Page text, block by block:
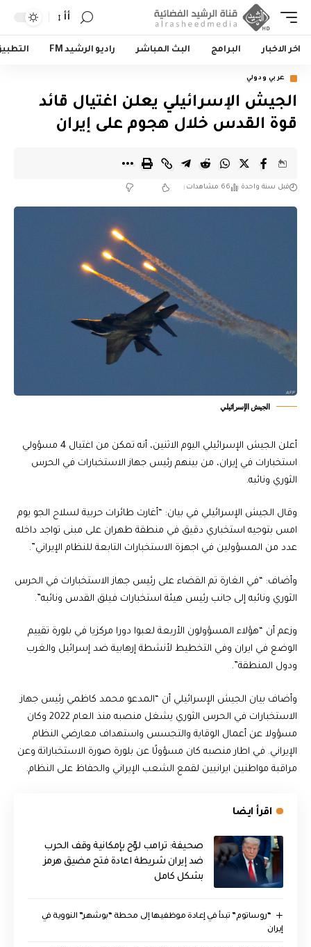
أأ
اخر الاخبار البرامج البث المباشر راديو الرشيد FM
عربي ودولي
الجيش الإسرائيلي يعلن اغتيال قائد
قوة القدس خلال هجوم على إيران
قبل سنة واحدة 66 مشاهدات
الجيش الإسرائيلي
أعلن الجيش الإسرائيلي اليوم الاثنين، أنه تمكن من اغتيال 4 مسؤولي
استخبارات في إيران، من بينهم رئيس جهاز الاستخبارات في الحرس
الثوري ونائبه.
وقال الجيش الإسرائيلي في بيان: “أغارت طائرات حربية لسلاح الجو يوم
امس بتوجيه استخباري دقيق في منطقة طهران على مبنى تواجد داخله
عدد من المسؤولين في اجهزة الاستخبارات التابعة للنظام الإيراني”.
وأضاف: “في الغارة تم القضاء على رئيس جهاز الاستخبارات في الحرس
الثوري ونائبه إلى جانب رئيس هيئة استخبارات فيلق القدس ونائبه”.
وزعم أن “هؤلاء المسؤولون الأربعة لعبوا دورا مركزيا في بلورة تقييم
الوضع في ايران وفي التخطيط لأنشطة إرهابية ضد إسرائيل والغرب
ودول المنطقة”.
وأضاف بيان الجيش الإسرائيلي أن “المدعو محمد كاظمي رئيس جهاز
الاستخبارات في الحرس الثوري يشغل منصبه منذ العام 2022 وكان
مسؤولا عن أعمال الوقاية والتجسس واستهداف معارضي النظام
الإيراني. في اطار منصبه كان مسؤولًا عن بلورة صورة الاستخباراتة وعن
مراقبة مواطنين ايرانيين لقمع الشعب الإيراني والحفاظ على النظام.
اقرأ ايضا
صحيفة: ترامب لوّح بإمكانية وقف الحرب
ضد إيران شريطة اعادة فتح مضيق هرمز
بشكل كامل
“روساتوم” تبدأ في إعادة موظفيها إلى محطة “بوشهر” النووية في
إيران